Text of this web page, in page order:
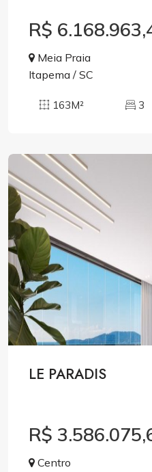
R$
Meia Praia
Itapema / SC
163M² 3
LE PARADIS
R$
Centro